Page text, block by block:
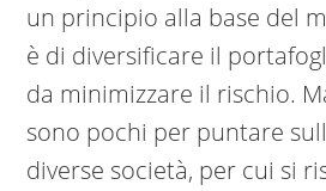
un principio alla base del
è di diversificare il
da minimizzare il rischio.
sono pochi per puntare
diverse società, per cui si